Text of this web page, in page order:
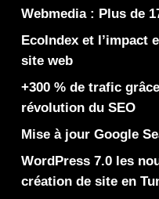
Webmedia : Plus de
EcoIndex et l’impact
site web
+300 % de trafic
révolution du SEO
Mise à jour Google
WordPress 7.0 les
création de site en